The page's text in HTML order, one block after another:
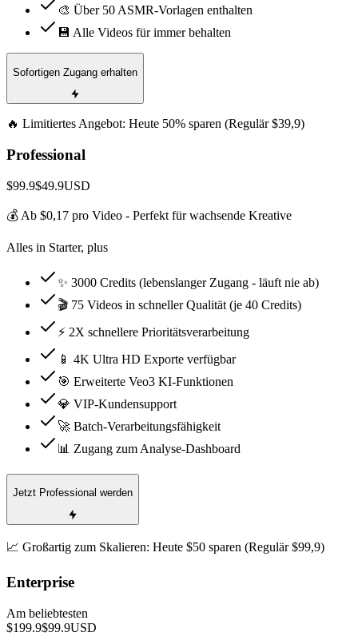
🎨 Über 50 ASMR-Vorlagen enthalten
💾 Alle Videos für immer behalten
Sofortigen Zugang erhalten
🔥 Limitiertes Angebot: Heute 50% sparen (Regulär $39,9)
Professional
$99.9$49.9USD
💰 Ab $0,17 pro Video - Perfekt für wachsende Kreative
Alles in Starter, plus
✨ 3000 Credits (lebenslanger Zugang - läuft nie ab)
🎬 75 Videos in schneller Qualität (je 40 Credits)
⚡ 2X schnellere Prioritätsverarbeitung
📱 4K Ultra HD Exporte verfügbar
🎯 Erweiterte Veo3 KI-Funktionen
💎 VIP-Kundensupport
🚀 Batch-Verarbeitungsfähigkeit
📊 Zugang zum Analyse-Dashboard
Jetzt Professional werden
📈 Großartig zum Skalieren: Heute $50 sparen (Regulär $99,9)
Enterprise
Am beliebtesten
$199.9$99.9USD